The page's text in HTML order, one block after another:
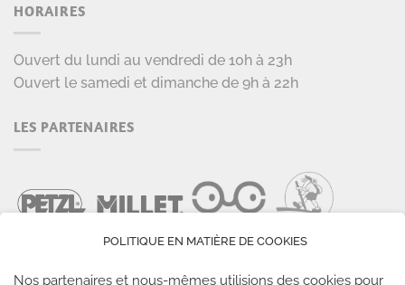
HORAIRES
Ouvert du lundi au vendredi de 10h à 23h
Ouvert le samedi et dimanche de 9h à 22h
LES PARTENAIRES
POLITIQUE EN MATIÈRE DE COOKIES
Nos partenaires et nous-mêmes utilisions des cookies pour